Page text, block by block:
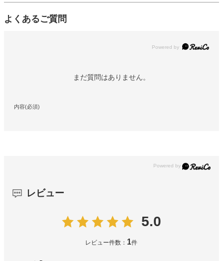
よくあるご質問
Powered by
まだ質問はありません。
内容(必須)
レビュー
5.0
レビュー件数： 1件